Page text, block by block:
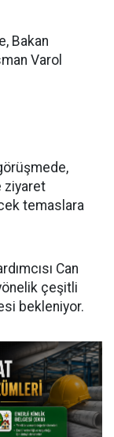
Bakan
Varol
ziyaret
temaslara
Can
çeşitli
bekleniyor.